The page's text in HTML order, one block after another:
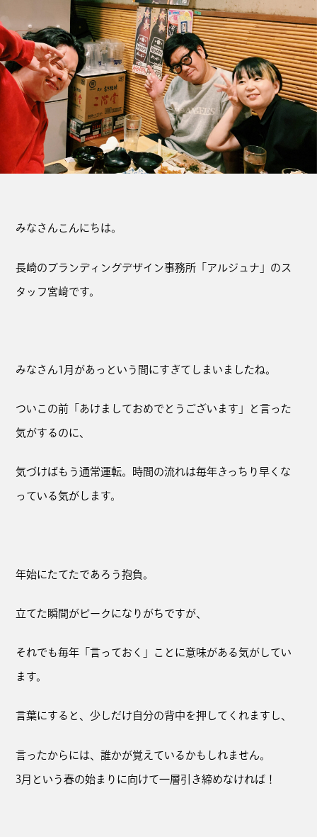
みなさんこんにちは。
長崎のブランディングデザイン事務所「アルジュナ」のス
タッフ宮﨑です。
みなさん1月があっという間にすぎてしまいましたね。
ついこの前「あけましておめでとうございます」と言った
気がするのに、
気づけばもう通常運転。時間の流れは毎年きっちり早くな
っている気がします。
年始にたてたであろう抱負。
立てた瞬間がピークになりがちですが、
それでも毎年「言っておく」ことに意味がある気がしてい
ます。
言葉にすると、少しだけ自分の背中を押してくれますし、
言ったからには、誰かが覚えているかもしれません。
3月という春の始まりに向けて一層引き締めなければ！